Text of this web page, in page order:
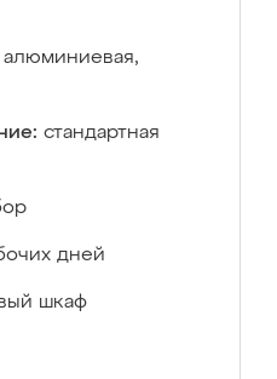
алюминиевая,
стандартная
дней
шкаф